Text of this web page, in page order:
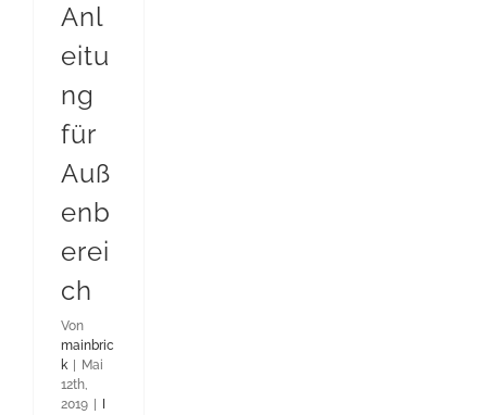
Anl
eitu
ng
für
Auß
enb
erei
ch
Von
mainbric
k
Mai
12th,
2019